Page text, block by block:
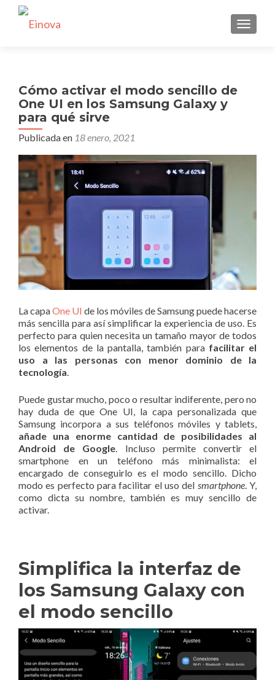
Cómo activar el modo sencillo de
One UI en los Samsung Galaxy y
para qué sirve
Publicada en 18 enero, 2021
La capaOne UI de los móviles de Samsung puede hacerse
más sencilla para así simplificar la experiencia de uso. Es
perfecto para quien necesita un tamaño mayor de todos
los elementos de la pantalla, también para facilitar el
uso a las personas con menor dominio de la
tecnología
Puede gustar mucho, poco o resultar indiferente, pero no
hay duda de que One UI, la capa personalizada que
Samsung incorpora a sus teléfonos móviles y tablets,
añade una enorme cantidad de posibilidades al
Android de Google . Incluso permite convertir el
smartphone en un teléfono más minimalista: el
encargado de conseguirlo es el modo sencillo. Dicho
modo es perfecto para facilitar el uso del smartphone. Y,
como dicta su nombre, también es muy sencillo de
activar.
Simplifica la interfaz de
los Samsung Galaxy con
el modo sencillo